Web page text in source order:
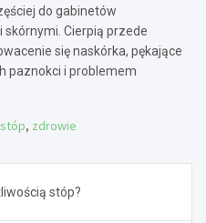
do gabinetów
Cierpią przede
się naskórka, pękające
paznokci i problemem
, zdrowie
stóp?